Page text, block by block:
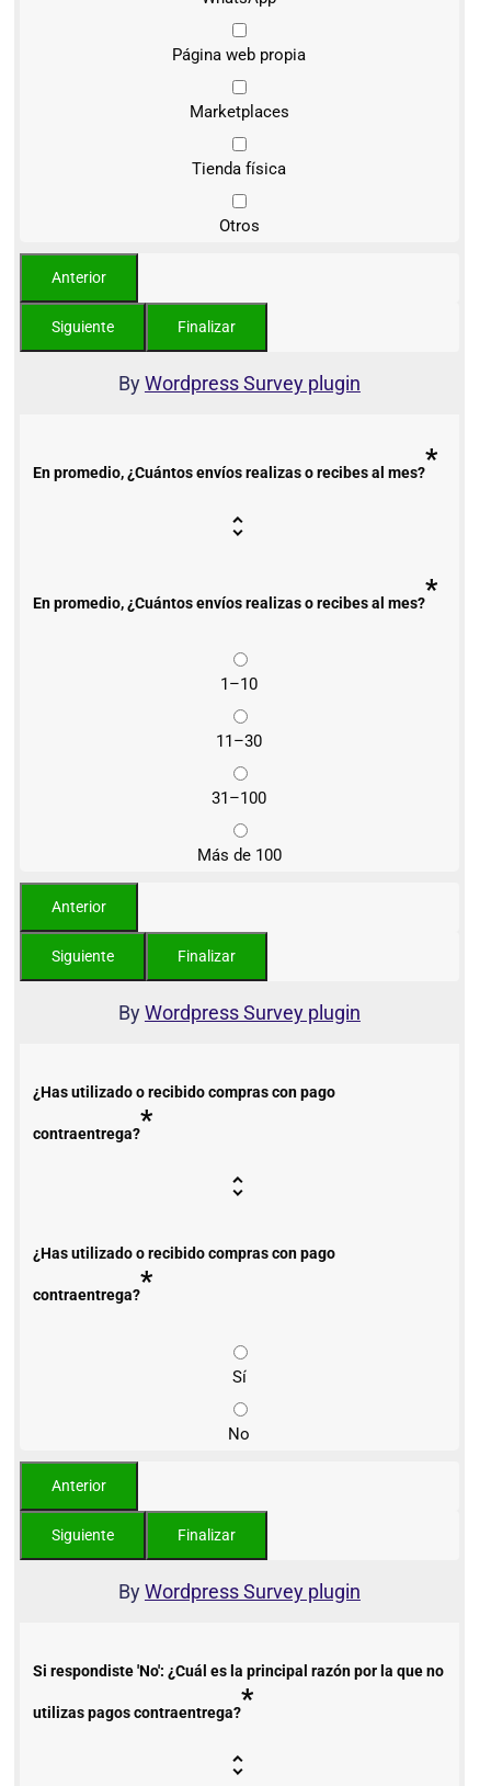
Página web propia
Marketplaces
Tienda física
Otros
ByWordpress Survey plugin
En promedio, ¿Cuántos envíos realizas o recibes al mes?*
En promedio, ¿Cuántos envíos realizas o recibes al mes?*
1–10
11–30
31–100
Más de 100
ByWordpress Survey plugin
¿Has utilizado o recibido compras con pago
contraentrega?*
¿Has utilizado o recibido compras con pago
contraentrega?*
Sí
No
ByWordpress Survey plugin
Si respondiste 'No': ¿Cuál es la principal razón por la que no
utilizas pagos contraentrega?*